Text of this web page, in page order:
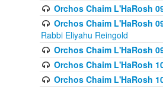
Orchos Chaim L'HaRosh
Orchos Chaim L'HaRosh
Rabbi Eliyahu Reingold
Orchos Chaim L'HaRosh
Orchos Chaim L'HaRosh
Orchos Chaim L'HaRosh